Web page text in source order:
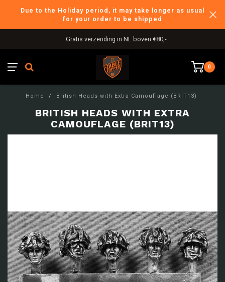
Due to the Holiday period, it may take longer as usual
for your order to be shipped
Gratis verzending in NL boven €80,-
0
Home / British Heads with Extra Camouflage (BRIT13)
BRITISH HEADS WITH EXTRA
CAMOUFLAGE (BRIT13)